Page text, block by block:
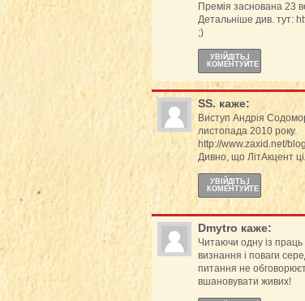
Премія заснована 23
Детальніше див. тут:
;)
УВІЙДІТЬ І
КОМЕНТУЙТЕ
SS. каже:
Виступ Андрія
листопада 2010 року.
http://www.zaxid.net/
Дивно, що ЛітАкцент
УВІЙДІТЬ І
КОМЕНТУЙТЕ
Dmytro каже:
Читаючи одну із
визнання і поваги
питання не
вшановувати живих!